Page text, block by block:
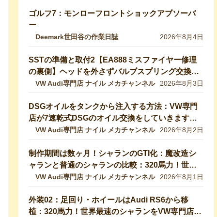
ゴルフ7：モンローフロントショックアブソーバ
ー
Deemark世田谷の作業日誌 2026年8月4日
SSTの準備と取付2【EA888ミスファイヤー修理
の裏側】ヘッドを外さずバルブスプリング交換！
特殊工具で行う実作業を完全公開 【VW修理】
VW Audi専門店 ナイル メカチャンネル 2026年8月3日
DSGオイルをタンクから注入する方法：VW専門
店が7速乾式DSGのオイル交換をしていきます！
DQ200【VW修理】
VW Audi専門店 ナイル メカチャンネル 2026年8月2日
制作期間は数ヶ月！シャランのGTI化：魔改造シ
ャランと普通のシャランの比較：320馬力！世界
最速のシャランをVW専門店が生み出したので紹
介します！ 【VW修理】
VW Audi専門店 ナイル メカチャンネル 2026年8月1日
外装02：足回り・ホイールはAudi RS6から移
植：320馬力！世界最速のシャランをVW専門店が